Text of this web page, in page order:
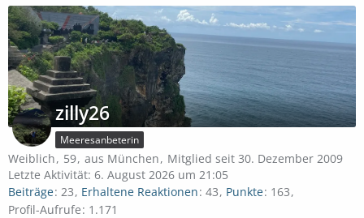
zilly26
Meeresanbeterin
Weiblich 59 aus München
Mitglied seit 30. Dezember 2009
Letzte Aktivität: 6. August 2026 um 21:05
Beiträge 23 Erhaltene Reaktionen 43 Punkte 163
Profil-Aufrufe 1.171